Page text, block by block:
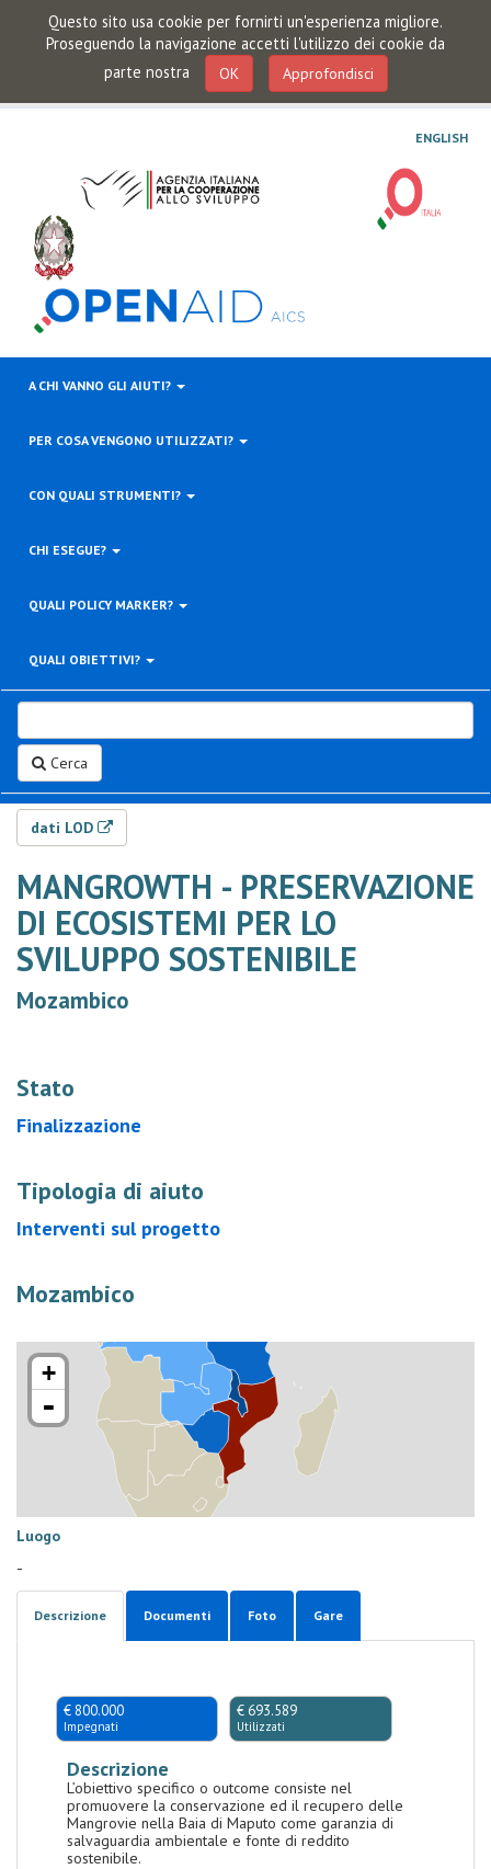
Questo sito usa cookie per fornirti un'esperienza migliore.
Proseguendo la navigazione accetti l'utilizzo dei cookie da
parte nostra
OK Approfondisci
ENGLISH
A CHI VANNO GLI AIUTI?
PER COSA VENGONO UTILIZZATI?
CON QUALI STRUMENTI?
CHI ESEGUE?
QUALI POLICY MARKER?
QUALI OBIETTIVI?
Cerca
dati LOD
MANGROWTH - PRESERVAZIONE
DI ECOSISTEMI PER LO
SVILUPPO SOSTENIBILE
Mozambico
Stato
Finalizzazione
Tipologia di aiuto
Interventi sul progetto
Mozambico
+
-
Luogo
-
Descrizione Documenti Foto Gare
€ 800.000
Impegnati
€ 693.589
Utilizzati
Descrizione
L’obiettivo specifico o outcome consiste nel
promuovere la conservazione ed il recupero delle
Mangrovie nella Baia di Maputo come garanzia di
salvaguardia ambientale e fonte di reddito
sostenibile.